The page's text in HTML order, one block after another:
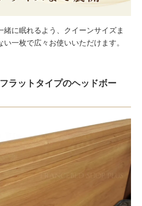
緒に眠れるよう、クイーンサイズま
一枚で広々お使いいただけます。
ラットタイプのヘッドボー